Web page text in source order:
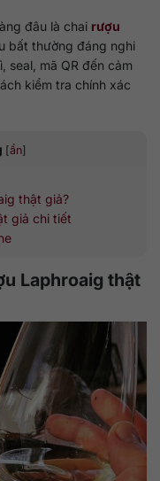
đâu là chai rượu
bất thường đáng nghi
seal, mã QR đến cảm
kiểm tra chính xác
[ẩn]
thật giả?
giả chi tiết
Laphroaig thật